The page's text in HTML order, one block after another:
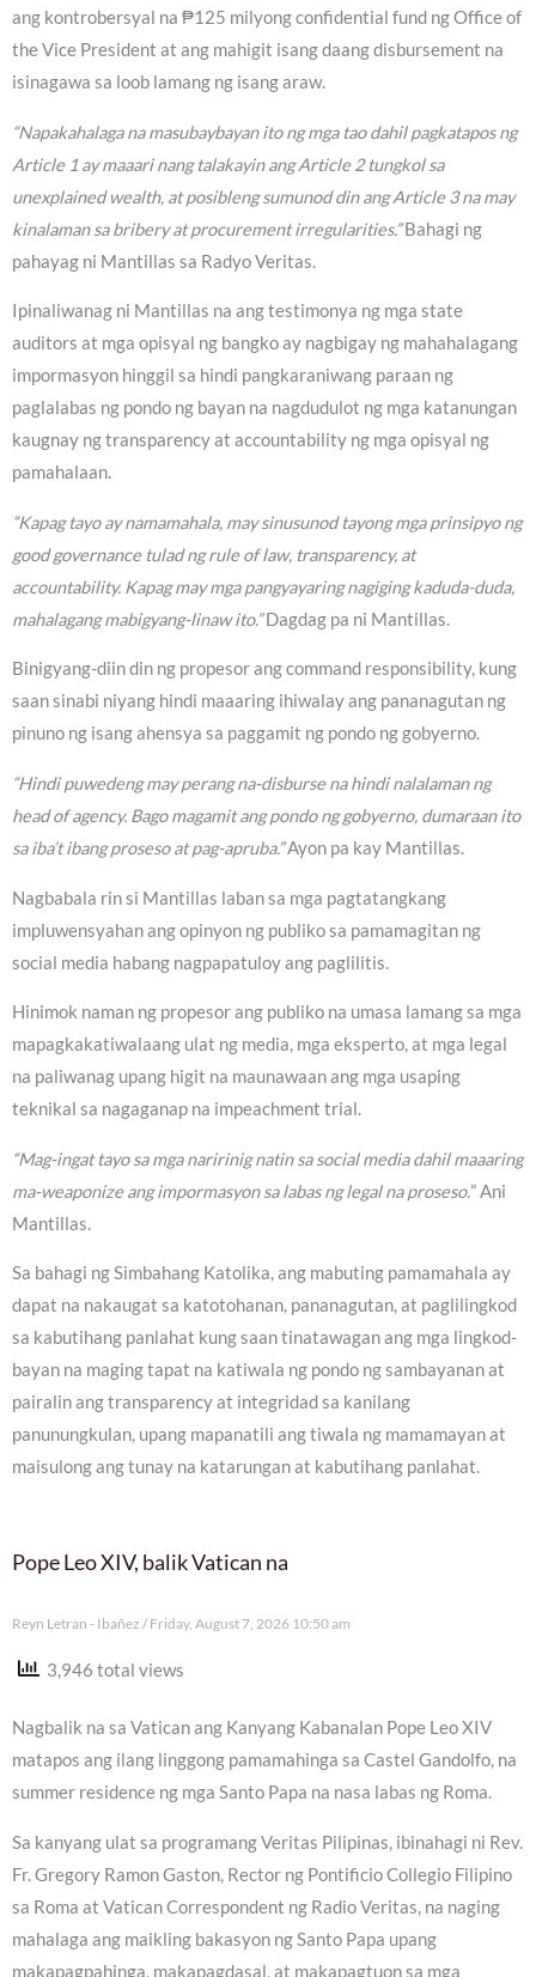
ang kontrobersyal na ₱125 milyong confidential fund ng Office of
the Vice President at ang mahigit isang daang disbursement na
isinagawa sa loob lamang ng isang araw.
“Napakahalaga na masubaybayan ito ng mga tao dahil pagkatapos ng
Article 1 ay maaari nang talakayin ang Article 2 tungkol sa
unexplained wealth, at posibleng sumunod din ang Article 3 na may
kinalaman sa bribery at procurement irregularities.”Bahagi ng
pahayag ni Mantillas sa Radyo Veritas.
Ipinaliwanag ni Mantillas na ang testimonya ng mga state
auditors at mga opisyal ng bangko ay nagbigay ng mahahalagang
impormasyon hinggil sa hindi pangkaraniwang paraan ng
paglalabas ng pondo ng bayan na nagdudulot ng mga katanungan
kaugnay ng transparency at accountability ng mga opisyal ng
pamahalaan.
“Kapag tayo ay namamahala, may sinusunod tayong mga prinsipyo ng
good governance tulad ng rule of law, transparency, at
accountability. Kapag may mga pangyayaring nagiging kaduda-duda,
mahalagang mabigyang-linaw ito.”Dagdag pa ni Mantillas.
Binigyang-diin din ng propesor ang command responsibility, kung
saan sinabi niyang hindi maaaring ihiwalay ang pananagutan ng
pinuno ng isang ahensya sa paggamit ng pondo ng gobyerno.
“Hindi puwedeng may perang na-disburse na hindi nalalaman ng
head of agency. Bago magamit ang pondo ng gobyerno, dumaraan ito
sa iba’t ibang proseso at pag-apruba.”Ayon pa kay Mantillas.
Nagbabala rin si Mantillas laban sa mga pagtatangkang
impluwensyahan ang opinyon ng publiko sa pamamagitan ng
social media habang nagpapatuloy ang paglilitis.
Hinimok naman ng propesor ang publiko na umasa lamang sa mga
mapagkakatiwalaang ulat ng media, mga eksperto, at mga legal
na paliwanag upang higit na maunawaan ang mga usaping
teknikal sa nagaganap na impeachment trial.
“Mag-ingat tayo sa mga naririnig natin sa social media dahil maaaring
ma-weaponize ang impormasyon sa labas ng legal na proseso.” Ani
Mantillas.
Sa bahagi ng Simbahang Katolika, ang mabuting pamamahala ay
dapat na nakaugat sa katotohanan, pananagutan, at paglilingkod
sa kabutihang panlahat kung saan tinatawagan ang mga lingkod-
bayan na maging tapat na katiwala ng pondo ng sambayanan at
pairalin ang transparency at integridad sa kanilang
panunungkulan, upang mapanatili ang tiwala ng mamamayan at
maisulong ang tunay na katarungan at kabutihang panlahat.
Pope Leo XIV, balik Vatican na
Reyn Letran - Ibañez Friday, August 7, 2026 10:50 am
3,946 total views
Nagbalik na sa Vatican ang Kanyang Kabanalan Pope Leo XIV
matapos ang ilang linggong pamamahinga sa Castel Gandolfo, na
summer residence ng mga Santo Papa na nasa labas ng Roma.
Sa kanyang ulat sa programang Veritas Pilipinas, ibinahagi ni Rev.
Fr. Gregory Ramon Gaston, Rector ng Pontificio Collegio Filipino
sa Roma at Vatican Correspondent ng Radio Veritas, na naging
mahalaga ang maikling bakasyon ng Santo Papa upang
makapagpahinga, makapagdasal, at makapagtuon sa mga